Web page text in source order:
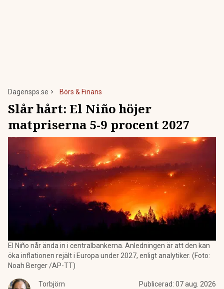
Dagensps.se Börs & Finans
Slår hårt: El Niño höjer
matpriserna 5-9 procent 2027
El Niño når ända in i centralbankerna. Anledningen är att den kan
öka inflationen rejält i Europa under 2027, enligt analytiker. (Foto:
Noah Berger /AP-TT)
Torbjörn
Publicerad: 07 aug. 2026